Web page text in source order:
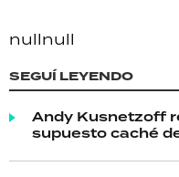
nullnull
SEGUÍ LEYENDO
Andy Kusnetzoff
supuesto caché